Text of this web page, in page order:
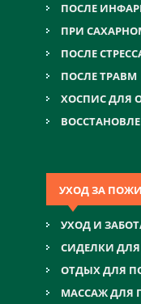
ПОСЛЕ
ПРИ
ПОСЛЕ
ПОСЛЕ ТРАВМ
ХОСПИС ДЛЯ
УХОД ЗА
УХОД И
СИДЕЛКИ
ОТДЫХ ДЛЯ
МАССАЖ ДЛЯ